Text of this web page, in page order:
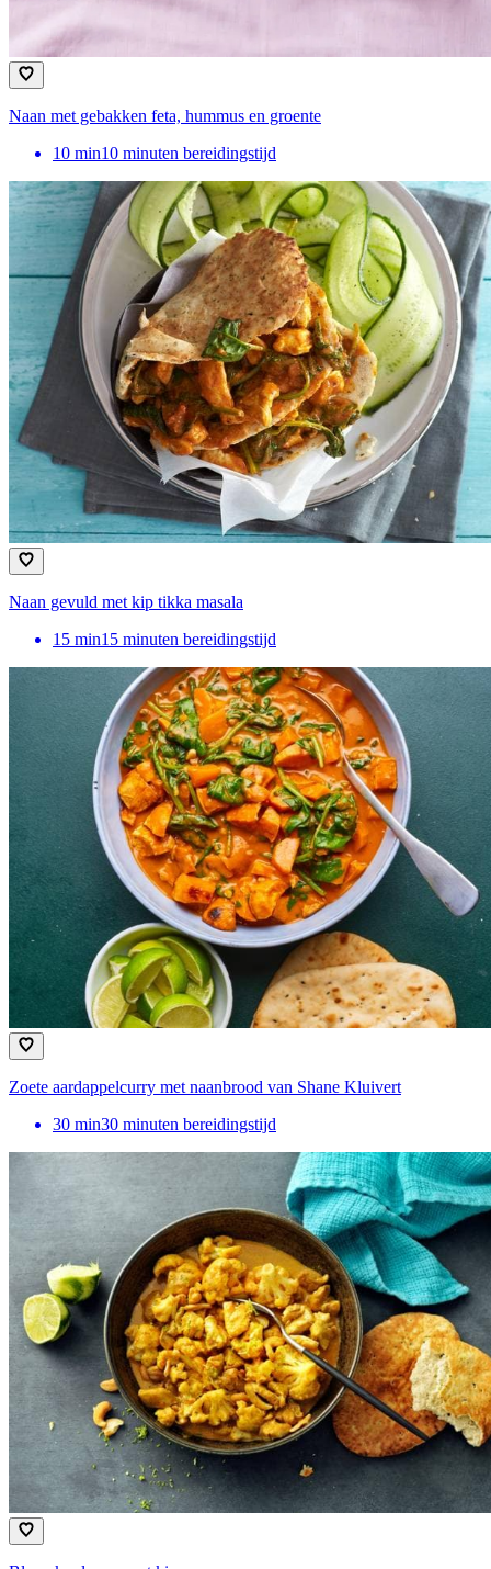
Naan met gebakken feta, hummus en groente
10 min10 minuten bereidingstijd
Naan gevuld met kip tikka masala
15 min15 minuten bereidingstijd
Zoete aardappelcurry met naanbrood van Shane Kluivert
30 min30 minuten bereidingstijd